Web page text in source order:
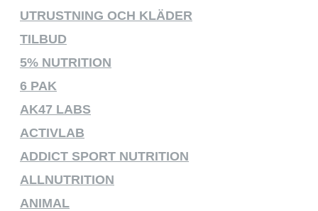
UTRUSTNING OCH KLÄDER
TILBUD
5% NUTRITION
6 PAK
AK47 LABS
ACTIVLAB
ADDICT SPORT NUTRITION
ALLNUTRITION
ANIMAL